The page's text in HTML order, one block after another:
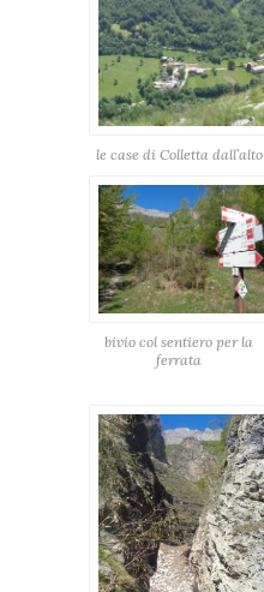
le case di Colletta dall’alto
bivio col sentiero per la
ferrata